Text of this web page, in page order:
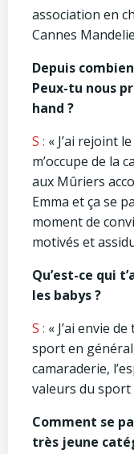
association en
Cannes
Depuis
Peux-tu nous
hand ?
S : « J’ai rejoint
m’occupe de la
aux Mûriers
Emma et ça se
moment de
motivés et
Qu’est-ce qui
les babys ?
S : « J’ai envie
sport en
camaraderie,
valeurs du sport
Comment se
très jeune